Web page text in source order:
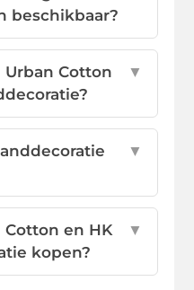
beschikbaar?
Cotton
▼
▼
Cotton en HK
kopen?
▼